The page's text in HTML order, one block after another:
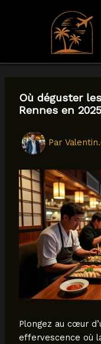
Aller
contenuOù déguster
Rennes en
Par
Plongez au cœur
effervescence où